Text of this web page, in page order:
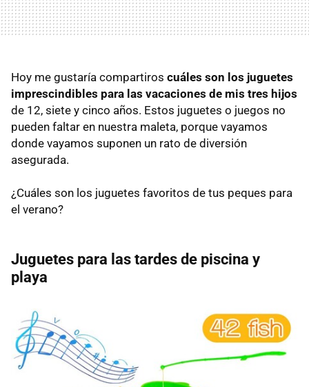
Hoy me gustaría compartiros cuáles son los juguetes
imprescindibles para las vacaciones de mis tres hijos
de 12, siete y cinco años. Estos juguetes o juegos no
pueden faltar en nuestra maleta, porque vayamos
donde vayamos suponen un rato de diversión
asegurada.
¿Cuáles son los juguetes favoritos de tus peques para
el verano?
Juguetes para las tardes de piscina y
playa